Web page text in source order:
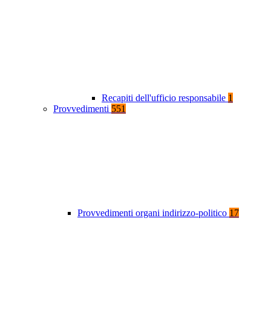
Recapiti dell'ufficio responsabile 1
Provvedimenti 551
Provvedimenti organi indirizzo-politico 17